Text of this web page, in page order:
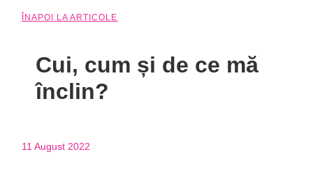
ÎNAPOI LA ARTICOLE
Cui, cum și de ce mă
înclin?
11 August 2022